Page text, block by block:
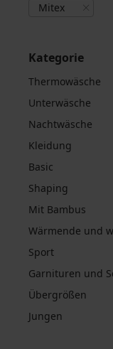
Mitex
Kategorie
Thermowäsche
Unterwäsche
Nachtwäsche
Kleidung
Basic
Shaping
Mit Bambus
Wärmende und
Sport
Garnituren und
Übergrößen
Jungen